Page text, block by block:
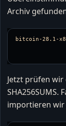
Archiv
Jetzt prüfen
SHA256SUMS.
importieren wir